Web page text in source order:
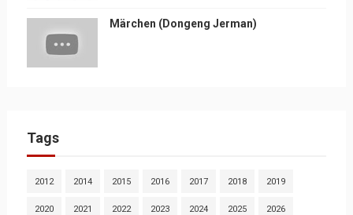
Märchen (Dongeng Jerman)
Tags
2012 2014 2015 2016 2017 2018 2019
2020 2021 2022 2023 2024 2025 2026